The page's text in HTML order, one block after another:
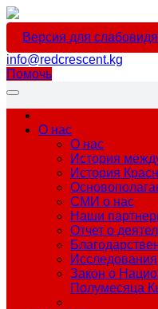
Версия для
info@redcrescent.kg
Помочь
О нас
О нас
История
История
СМИ о нас
Наши
Отчет о
Исследования
Закон о
Полумесяца